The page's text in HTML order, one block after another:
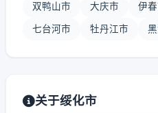
双鸭山市 大庆市 伊
七台河市 牡丹江市
关于绥化市